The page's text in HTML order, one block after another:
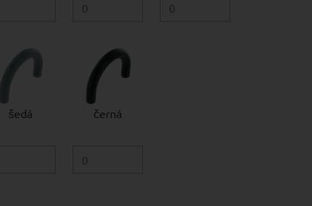
šedá černá